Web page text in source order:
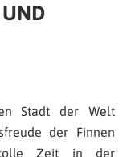
UND
Stadt der Welt
der Finnen
tolle Zeit in der